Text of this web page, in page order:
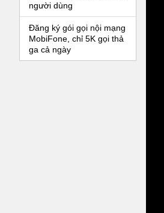
người dùng
Đăng ký gói gọi nội mạng
MobiFone, chỉ 5K gọi thả
ga cả ngày